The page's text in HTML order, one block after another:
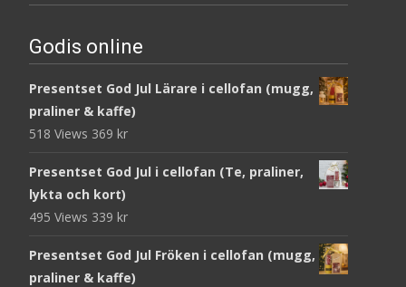
Godis online
Presentset God Jul Lärare i cellofan (mugg,
praliner & kaffe)
518 Views 369 kr
Presentset God Jul i cellofan (Te, praliner,
lykta och kort)
495 Views 339 kr
Presentset God Jul Fröken i cellofan (mugg,
praliner & kaffe)